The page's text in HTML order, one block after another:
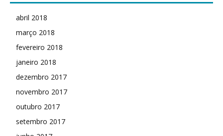
abril 2018
março 2018
fevereiro 2018
janeiro 2018
dezembro 2017
novembro 2017
outubro 2017
setembro 2017